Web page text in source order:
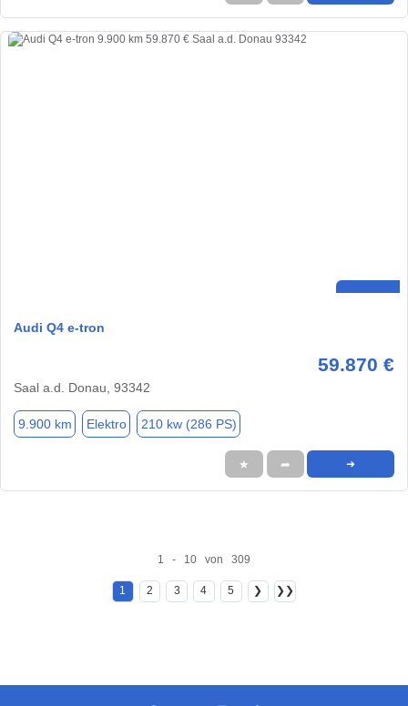
Audi Q4 e-tron
59.870 €
Saal a.d. Donau, 93342
9.900 km Elektro 210 kw (286 PS)
★ ➦ ➜
1 - 10 von 309
1 2 3 4 5 ❯ ❯❯